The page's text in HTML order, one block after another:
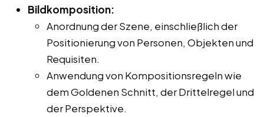
Bildkomposition:
Anordnung der Szene, einschließlich der
Positionierung von Personen, Objekten und
Requisiten.
Anwendung von Kompositionsregeln wie
dem Goldenen Schnitt, der Drittelregel und
der Perspektive.